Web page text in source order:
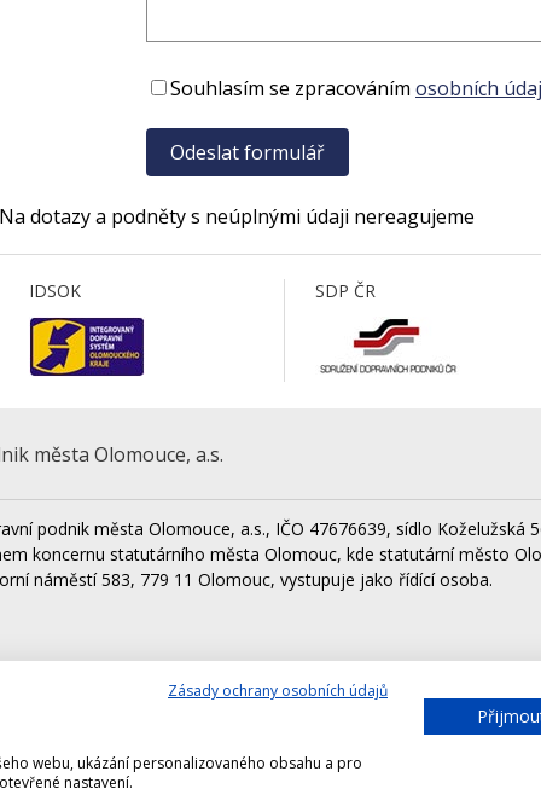
Souhlasím se zpracováním osobních
dotazy a podněty s neúplnými údaji nereagujeme
IDSOK SDP ČR
města Olomouce, a.s.
podnik města Olomouce, a.s., IČO 47676639, sídlo Koželužská
koncernu statutárního města Olomouc, kde statutární město
náměstí 583, 779 11 Olomouc, vystupuje jako řídící osoba.
Lesy města Olomouce, a.s.Zásady ochrany osobních údajů
webu, ukázání personalizovaného obsahu a pro
nastavení.